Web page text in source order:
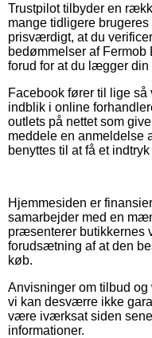
Trustpilot tilbyder en
mange tidligere
prisværdigt, at du
bedømmelser af
forud for at du lægger din
Facebook fører til lige
indblik i online
outlets på nettet som
meddele en anmeldelse
benyttes til at få et
Hjemmesiden er
samarbejder med en
præsenterer butikkernes
forudsætning af at den
køb.
Anvisninger om tilbud og
vi kan desværre ikke
være iværksat siden
informationer.